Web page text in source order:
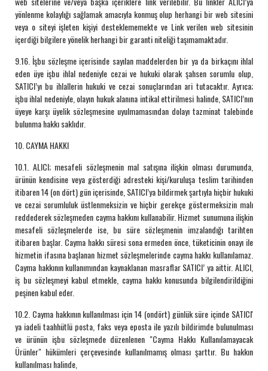
yönlenme kolaylığı sağlamak amacıyla konmuş olup herhangi bir web sitesini
veya o siteyi işleten kişiyi desteklememekte ve Link verilen web sitesinin
içerdiği bilgilere yönelik herhangi bir garanti niteliği taşımamaktadır.
9.16. İşbu sözleşme içerisinde sayılan maddelerden bir ya da birkaçını ihlal
eden üye işbu ihlal nedeniyle cezai ve hukuki olarak şahsen sorumlu olup,
SATICI’yı bu ihlallerin hukuki ve cezai sonuçlarından ari tutacaktır. Ayrıca;
işbu ihlal nedeniyle, olayın hukuk alanına intikal ettirilmesi halinde, SATICI’nın
üyeye karşı üyelik sözleşmesine uyulmamasından dolayı tazminat talebinde
bulunma hakkı saklıdır.
10. CAYMA HAKKI
10.1. ALICI; mesafeli sözleşmenin mal satışına ilişkin olması durumunda,
ürünün kendisine veya gösterdiği adresteki kişi/kuruluşa teslim tarihinden
itibaren 14 (on dört) gün içerisinde, SATICI’ya bildirmek şartıyla hiçbir hukuki
ve cezai sorumluluk üstlenmeksizin ve hiçbir gerekçe göstermeksizin malı
reddederek sözleşmeden cayma hakkını kullanabilir. Hizmet sunumuna ilişkin
mesafeli sözleşmelerde ise, bu süre sözleşmenin imzalandığı tarihten
itibaren başlar. Cayma hakkı süresi sona ermeden önce, tüketicinin onayı ile
hizmetin ifasına başlanan hizmet sözleşmelerinde cayma hakkı kullanılamaz.
Cayma hakkının kullanımından kaynaklanan masraflar SATICI’ ya aittir. ALICI,
iş bu sözleşmeyi kabul etmekle, cayma hakkı konusunda bilgilendirildiğini
peşinen kabul eder.
10.2. Cayma hakkının kullanılması için 14 (ondört) günlük süre içinde SATICI'
ya iadeli taahhütlü posta, faks veya eposta ile yazılı bildirimde bulunulması
ve ürünün işbu sözleşmede düzenlenen "Cayma Hakkı Kullanılamayacak
Ürünler" hükümleri çerçevesinde kullanılmamış olması şarttır. Bu hakkın
kullanılması halinde,